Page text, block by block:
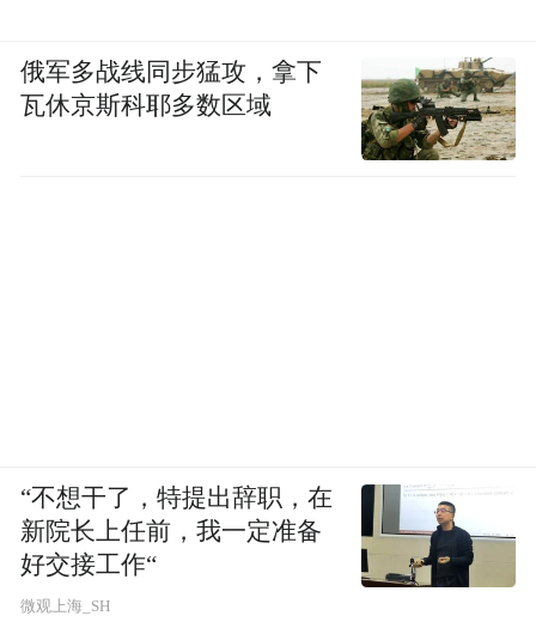
俄军多战线同步猛攻，拿下
瓦休京斯科耶多数区域
“不想干了，特提出辞职，在
新院长上任前，我一定准备
好交接工作“
微观上海_SH